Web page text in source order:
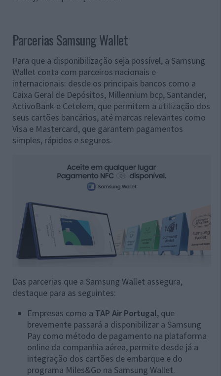
Parcerias Samsung Wallet
Para que a disponibilização seja possível, a Samsung
Wallet conta com parceiros nacionais e
internacionais: desde os principais bancos como a
Caixa Geral de Depósitos, Millennium bcp, Santander,
ActivoBank e Cetelem, que permitem a utilização dos
seus cartões bancários, até marcas relevantes como
Visa e Mastercard, que garantem pagamentos
simples, rápidos e seguros.
Das parcerias que a Samsung Wallet assegura,
destaque para as seguintes:
Empresas como a TAP Air Portugal, que
brevemente passará a disponibilizar a Samsung
Pay como método de pagamento na plataforma
online da companhia aérea, permite desde já a
integração dos cartões de embarque e do
programa Miles&Go na Samsung Wallet.